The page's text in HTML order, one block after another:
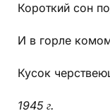
Короткий сон
И в горле
Кусок
1945 г.